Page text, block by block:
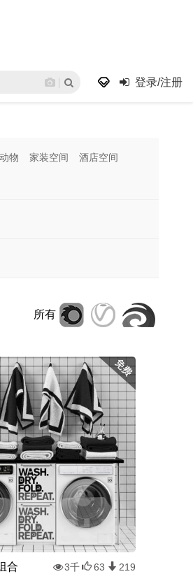
登录/注册
物 家装空间 酒店空间
所有
合 3千 63 219